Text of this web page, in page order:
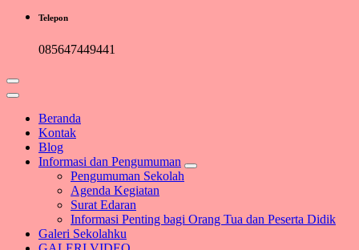
Telepon
085647449441
Beranda
Kontak
Blog
Informasi dan Pengumuman
Pengumuman Sekolah
Agenda Kegiatan
Surat Edaran
Informasi Penting bagi Orang Tua dan Peserta Didik
Galeri Sekolahku